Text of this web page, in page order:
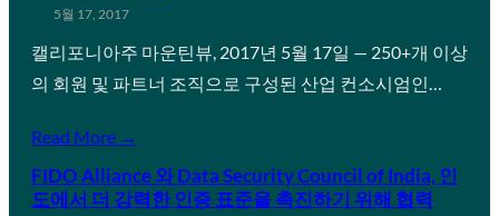
5월 17, 2017
캘리포니아주 마운틴뷰, 2017년 5월 17일 — 250+개 이상
의 회원 및 파트너 조직으로 구성된 산업 컨소시엄인…
Read More →
FIDO Alliance 와 Data Security Council of India, 인
도에서 더 강력한 인증 표준을 촉진하기 위해 협력